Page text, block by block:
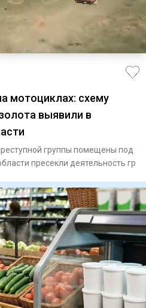
мотоциклах: схему
выявили в
группы помещены под
пресекли деятельность гр